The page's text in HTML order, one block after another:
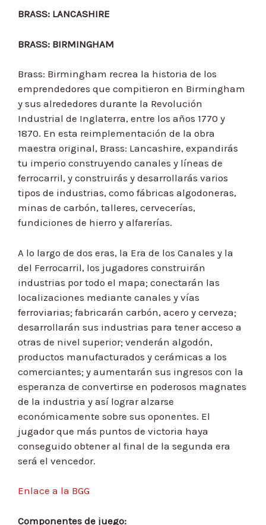
BRASS: LANCASHIRE
BRASS: BIRMINGHAM
Brass: Birmingham recrea la historia de los
emprendedores que compitieron en Birmingham
y sus alrededores durante la Revolución
Industrial de Inglaterra, entre los años 1770 y
1870. En esta reimplementación de la obra
maestra original, Brass: Lancashire, expandirás
tu imperio construyendo canales y líneas de
ferrocarril, y construirás y desarrollarás varios
tipos de industrias, como fábricas algodoneras,
minas de carbón, talleres, cervecerías,
fundiciones de hierro y alfarerías.
A lo largo de dos eras, la Era de los Canales y la
del Ferrocarril, los jugadores construirán
industrias por todo el mapa; conectarán las
localizaciones mediante canales y vías
ferroviarias; fabricarán carbón, acero y cerveza;
desarrollarán sus industrias para tener acceso a
otras de nivel superior; venderán algodón,
productos manufacturados y cerámicas a los
comerciantes; y aumentarán sus ingresos con la
esperanza de convertirse en poderosos magnates
de la industria y así lograr alzarse
económicamente sobre sus oponentes. El
jugador que más puntos de victoria haya
conseguido obtener al final de la segunda era
será el vencedor.
Enlace a la BGG
Componentes de juego: